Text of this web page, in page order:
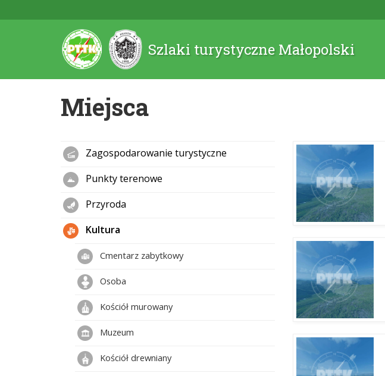
Szlaki turystyczne Małopolski
Miejsca
Zagospodarowanie turystyczne
Punkty terenowe
Przyroda
Kultura
Cmentarz zabytkowy
Osoba
Kościół murowany
Muzeum
Kościół drewniany